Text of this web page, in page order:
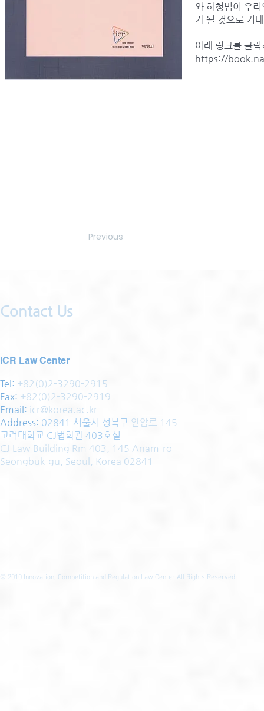
Previous
와 하청법이 우
가 될 것으로 기
아래 링크를 클
https://
Contact Us
ICR Law Center
Tel: +82(0)2-3290-2915
Fax: +82(0)2-3290-2919
Email: icr@korea.ac.kr
Address: 02841 서울시 성북구 안암로 145
고려대학교 CJ법학관 403호실
CJ Law Building Rm 403, 145 Anam-ro
Seongbuk-gu, Seoul, Korea 02841
© 2010 Innovation, Competition and Regulation Law Center All Rights Reserved.